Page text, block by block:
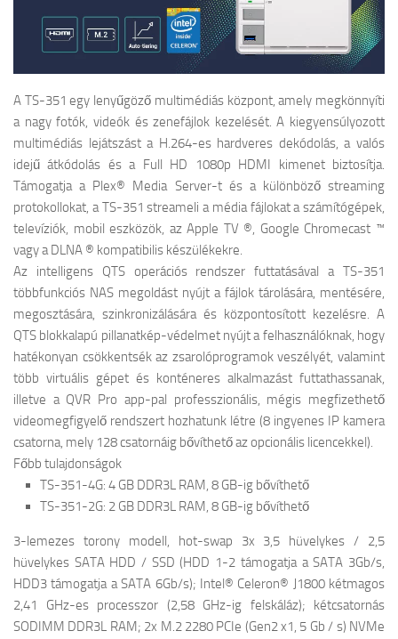
A TS-351 egy lenyűgöző multimédiás központ, amely megkönnyíti
a nagy fotók, videók és zenefájlok kezelését. A kiegyensúlyozott
multimédiás lejátszást a H.264-es hardveres dekódolás, a valós
idejű átkódolás és a Full HD 1080p HDMI kimenet biztosítja.
Támogatja a Plex® Media Server-t és a különböző streaming
protokollokat, a TS-351 streameli a média fájlokat a számítógépek,
televíziók, mobil eszközök, az Apple TV ®, Google Chromecast ™
vagy a DLNA ® kompatibilis készülékekre.
Az intelligens QTS operációs rendszer futtatásával a TS-351
többfunkciós NAS megoldást nyújt a fájlok tárolására, mentésére,
megosztására, szinkronizálására és központosított kezelésre. A
QTS blokkalapú pillanatkép-védelmet nyújt a felhasználóknak, hogy
hatékonyan csökkentsék az zsarolóprogramok veszélyét, valamint
több virtuális gépet és konténeres alkalmazást futtathassanak,
illetve a QVR Pro app-pal professzionális, mégis megfizethető
videomegfigyelő rendszert hozhatunk létre (8 ingyenes IP kamera
csatorna, mely 128 csatornáig bővíthető az opcionális licencekkel).
Főbb tulajdonságok
TS-351-4G: 4 GB DDR3L RAM, 8 GB-ig bővíthető
TS-351-2G: 2 GB DDR3L RAM, 8 GB-ig bővíthető
3-lemezes torony modell, hot-swap 3x 3,5 hüvelykes / 2,5
hüvelykes SATA HDD / SSD (HDD 1-2 támogatja a SATA 3Gb/s,
HDD3 támogatja a SATA 6Gb/s); Intel® Celeron® J1800 kétmagos
2,41 GHz-es processzor (2,58 GHz-ig felskáláz); kétcsatornás
SODIMM DDR3L RAM; 2x M.2 2280 PCIe (Gen2 x1, 5 Gb / s) NVMe